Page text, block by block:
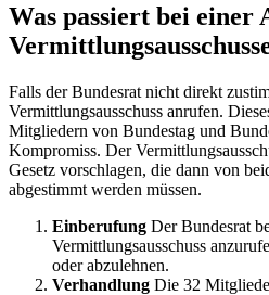
Was passiert bei einer
Falls der Bundesrat nicht direkt
Vermittlungsausschuss anrufen.
Mitgliedern von Bundestag und
Kompromiss. Der
Gesetz vorschlagen, die dann von
abgestimmt werden müssen.
Einberufung Der Bundesrat
Vermittlungsausschuss
oder abzulehnen.
Verhandlung Die 32